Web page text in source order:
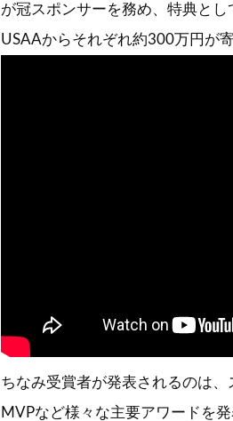
が冠スポンサーを務め、特典と
USAAからそれぞれ約300万円が
ちなみ受賞者が発表されるのは
MVPなど様々な主要アワードを